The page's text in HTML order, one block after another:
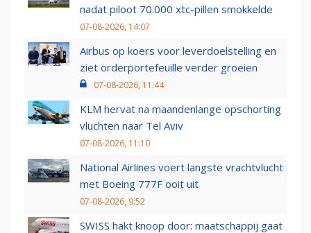
nadat piloot 70.000 xtc-pillen smokkelde
07-08-2026, 14:07
Airbus op koers voor leverdoelstelling en
ziet orderportefeuille verder groeien
07-08-2026, 11:44
KLM hervat na maandenlange opschorting
vluchten naar Tel Aviv
07-08-2026, 11:10
National Airlines voert langste vrachtvlucht
met Boeing 777F ooit uit
07-08-2026, 9:52
SWISS hakt knoop door: maatschappij gaat